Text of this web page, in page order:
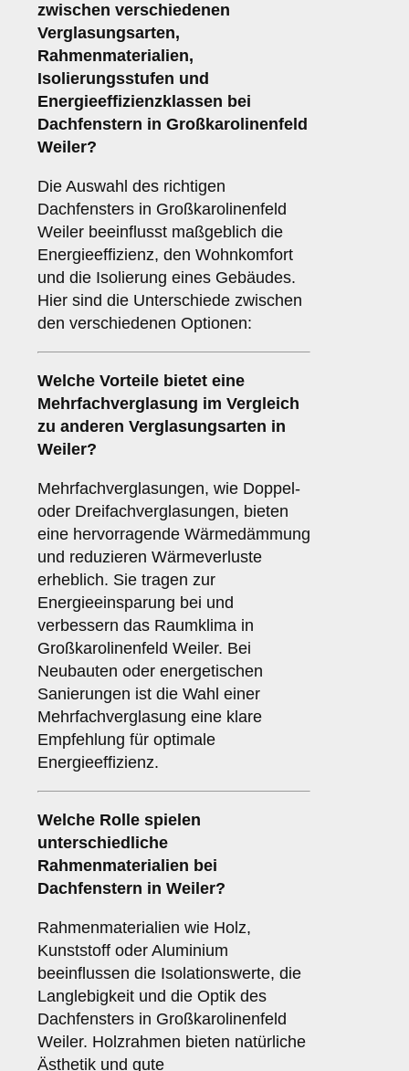
zwischen verschiedenen
Verglasungsarten,
Rahmenmaterialien,
Isolierungsstufen und
Energieeffizienzklassen bei
Dachfenstern in Großkarolinenfeld
Weiler?
Die Auswahl des richtigen
Dachfensters in Großkarolinenfeld
Weiler beeinflusst maßgeblich die
Energieeffizienz, den Wohnkomfort
und die Isolierung eines Gebäudes.
Hier sind die Unterschiede zwischen
den verschiedenen Optionen:
Welche Vorteile bietet eine
Mehrfachverglasung im Vergleich
zu anderen Verglasungsarten in
Weiler?
Mehrfachverglasungen, wie Doppel-
oder Dreifachverglasungen, bieten
eine hervorragende Wärmedämmung
und reduzieren Wärmeverluste
erheblich. Sie tragen zur
Energieeinsparung bei und
verbessern das Raumklima in
Großkarolinenfeld Weiler. Bei
Neubauten oder energetischen
Sanierungen ist die Wahl einer
Mehrfachverglasung eine klare
Empfehlung für optimale
Energieeffizienz.
Welche Rolle spielen
unterschiedliche
Rahmenmaterialien bei
Dachfenstern in Weiler?
Rahmenmaterialien wie Holz,
Kunststoff oder Aluminium
beeinflussen die Isolationswerte, die
Langlebigkeit und die Optik des
Dachfensters in Großkarolinenfeld
Weiler. Holzrahmen bieten natürliche
Ästhetik und gute